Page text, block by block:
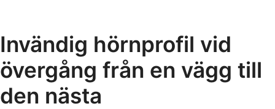
Invändig hörnprofil vid
övergång från en vägg till
den nästa